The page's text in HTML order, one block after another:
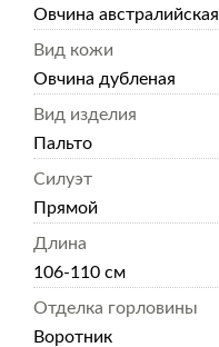
Овчина австралийская
Вид кожи
Овчина дубленая
Вид изделия
Пальто
Силуэт
Прямой
Длина
106-110 см
Отделка горловины
Воротник